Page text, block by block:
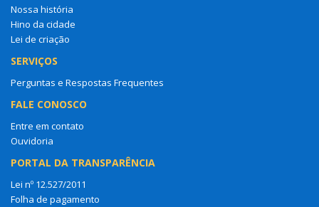
Nossa história
Hino da cidade
Lei de criação
SERVIÇOS
Perguntas e Respostas Frequentes
FALE CONOSCO
Entre em contato
Ouvidoria
PORTAL DA TRANSPARÊNCIA
Lei nº 12.527/2011
Folha de pagamento